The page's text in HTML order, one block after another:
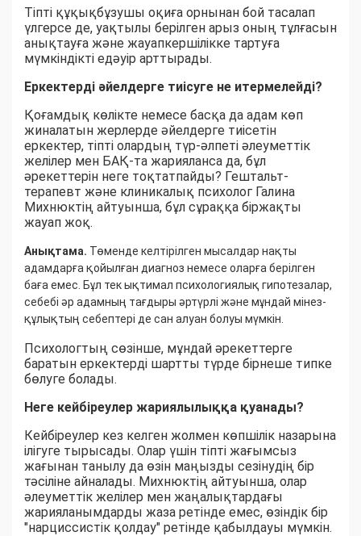
Тіпті құқықбұзушы оқиға орнынан бой тасалап
үлгерсе де, уақтылы берілген арыз оның тұлғасын
анықтауға және жауапкершілікке тартуға
мүмкіндікті едәуір арттырады.
Еркектерді әйелдерге тиісуге не итермелейді?
Қоғамдық көлікте немесе басқа да адам көп
жиналатын жерлерде әйелдерге тиісетін
еркектер, тіпті олардың түр-әлпеті әлеуметтік
желілер мен БАҚ-та жарияланса да, бұл
әрекеттерін неге тоқтатпайды? Гештальт-
терапевт және клиникалық психолог Галина
Михнюктің айтуынша, бұл сұраққа біржақты
жауап жоқ.
Анықтама. Төменде келтірілген мысалдар нақты
адамдарға қойылған диагноз немесе оларға берілген
баға емес. Бұл тек ықтимал психологиялық гипотезалар,
себебі әр адамның тағдыры әртүрлі және мұндай мінез-
құлықтың себептері де сан алуан болуы мүмкін.
Психологтың сөзінше, мұндай әрекеттерге
баратын еркектерді шартты түрде бірнеше типке
бөлуге болады.
Неге кейбіреулер жариялылыққа қуанады?
Кейбіреулер кез келген жолмен көпшілік назарына
ілігуге тырысады. Олар үшін тіпті жағымсыз
жағынан танылу да өзін маңызды сезінудің бір
тәсіліне айналады. Михнюктің айтуынша, олар
әлеуметтік желілер мен жаңалықтардағы
жарияланымдарды жаза ретінде емес, өзіндік бір
"нарциссистік қолдау" ретінде қабылдауы мүмкін.